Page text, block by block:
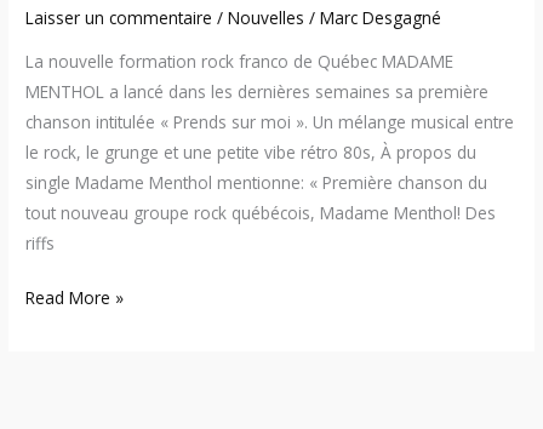
Laisser un commentaire /Nouvelles /Marc Desgagné
La nouvelle formation rock franco de Québec MADAME
MENTHOL a lancé dans les dernières semaines sa première
chanson intitulée « Prends sur moi ». Un mélange musical entre
le rock, le grunge et une petite vibe rétro 80s, À propos du
single Madame Menthol mentionne: « Première chanson du
tout nouveau groupe rock québécois, Madame Menthol! Des
riffs
Read More »